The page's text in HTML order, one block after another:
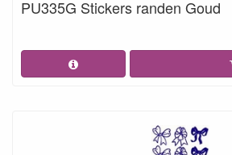
PU335G Stickers randen Goud